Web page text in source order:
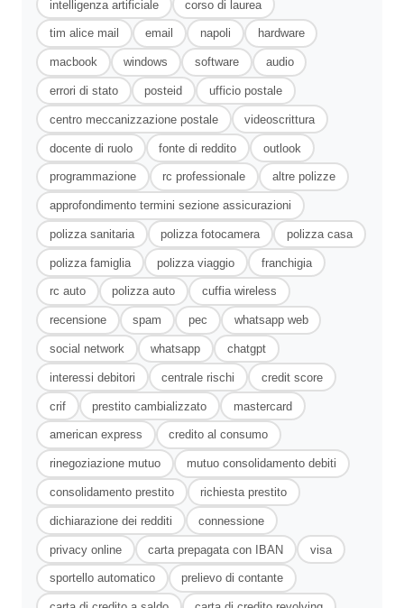
intelligenza artificiale corso di laurea
tim alice mail email napoli hardware
macbook windows software audio
errori di stato posteid ufficio postale
centro meccanizzazione postale videoscrittura
docente di ruolo fonte di reddito outlook
programmazione rc professionale altre polizze
approfondimento termini sezione assicurazioni
polizza sanitaria polizza fotocamera polizza casa
polizza famiglia polizza viaggio franchigia
rc auto polizza auto cuffia wireless
recensione spam pec whatsapp web
social network whatsapp chatgpt
interessi debitori centrale rischi credit score
crif prestito cambializzato mastercard
american express credito al consumo
rinegoziazione mutuo mutuo consolidamento debiti
consolidamento prestito richiesta prestito
dichiarazione dei redditi connessione
privacy online carta prepagata con IBAN visa
sportello automatico prelievo di contante